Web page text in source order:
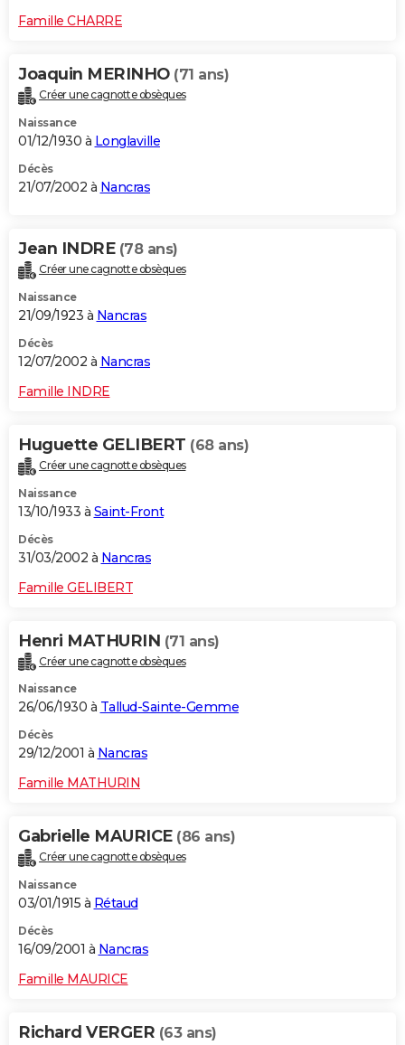
Famille CHARRE
Joaquin MERINHO (71 ans)
Créer une cagnotte obsèques
Naissance
01/12/1930 à Longlaville
Décès
21/07/2002 à Nancras
Jean INDRE (78 ans)
Créer une cagnotte obsèques
Naissance
21/09/1923 à Nancras
Décès
12/07/2002 à Nancras
Famille INDRE
Huguette GELIBERT (68 ans)
Créer une cagnotte obsèques
Naissance
13/10/1933 à Saint-Front
Décès
31/03/2002 à Nancras
Famille GELIBERT
Henri MATHURIN (71 ans)
Créer une cagnotte obsèques
Naissance
26/06/1930 à Tallud-Sainte-Gemme
Décès
29/12/2001 à Nancras
Famille MATHURIN
Gabrielle MAURICE (86 ans)
Créer une cagnotte obsèques
Naissance
03/01/1915 à Rétaud
Décès
16/09/2001 à Nancras
Famille MAURICE
Richard VERGER (63 ans)